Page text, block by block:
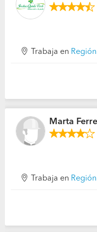
Trabaja en
Marta
Trabaja en